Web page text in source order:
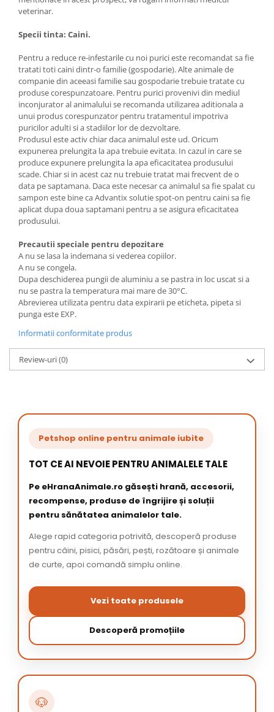
veterinar.
Specii tinta: Caini.
Pentru a reduce re-infestarile cu noi purici este recomandat sa fie
tratati toti caini dintr-o familie (gospodarie). Alte animale de
companie din aceeasi familie sau gospodarie trebuie tratate cu
produse corespunzatoare. Pentru purici provenivi din mediul
inconjurator al animalului se recomanda utilizarea aditionala a
unui produs corespunzator pentru tratamentul impotriva
puricilor adulti si a stadiilor lor de dezvoltare.
Produsul este activ chiar daca animalul este ud. Oricum
expunerea prelungita la apa trebuie evitata. In cazul in care se
produce expunere prelungita la apa eficacitatea produsului
scade. Chiar si in acest caz nu trebuie tratat mai frecvent de o
data pe saptamana. Daca este necesar ca animalul sa fie spalat cu
sampon este bine ca Advantix solutie spot-on pentru caini sa fie
aplicat dupa doua saptamani pentru a se asigura eficacitatea
produsului.
Precautii speciale pentru depozitare
A nu se lasa la indemana si vederea copiilor.
A nu se congela.
Dupa deschiderea pungii de aluminiu a se pastra in loc uscat si a
nu se pastra la temperatura mai mare de 30°C.
Abrevierea utilizata pentru data expirarii pe eticheta, pipeta si
punga este EXP.
Informatii conformitate produs
Review-uri(0)
Petshop online pentru animale iubite
TOT CE AI NEVOIE PENTRU ANIMALELE TALE
Pe eHranaAnimale.ro găsești hrană, accesorii,
recompense, produse de îngrijire și soluții
pentru sănătatea animalelor tale.
Alege rapid categoria potrivită, descoperă produse
pentru câini, pisici, păsări, pești, rozătoare și animale
de curte, apoi comandă simplu online.
Vezi toate produsele
Descoperă promoțiile
🐶